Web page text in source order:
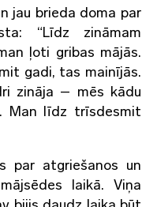
jau brieda doma par
“Līdz zināmam
ļoti gribas mājās.
gadi, tas mainījās.
zināja – mēs kādu
Man līdz trīsdesmit
par atgriešanos un
laikā. Viņa